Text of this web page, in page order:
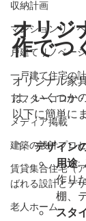
収納計画
マンションリノ
戸建てリノベー
一戸建て住宅の
アフターコロナ
メディア掲載
建築の設計プロ
賃貸集合住宅（
ばれる設計とデ
老人ホーム
オリジ
作でつ
オリジナル家
は、いくつか
以下に簡単に
デザイン
用途:
作り
棚、
スタ